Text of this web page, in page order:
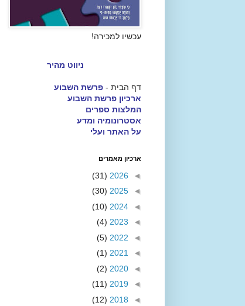
עכשיו למכירה!
ניווט מהיר
דף הבית - פרשת השבוע
ארכיון פרשת השבוע
המלצות ספרים
אסטרונומיה ומדע
על האתר ועלי
ארכיון מאמרים
◄
2026
(31)
◄
2025
(30)
◄
2024
(10)
◄
2023
(4)
◄
2022
(5)
◄
2021
(1)
◄
2020
(2)
◄
2019
(11)
◄
2018
(12)